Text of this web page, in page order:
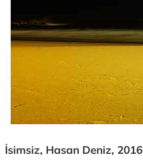
İsimsiz, Hasan Deniz, 2016